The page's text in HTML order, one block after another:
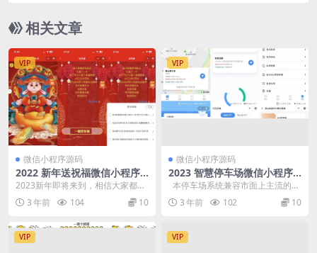
相关文章
VIP
微信小程序源码
2022 新年送祝福微信小程序
带流量主
2023新年即将来到，相信大家都会
在新年伊始之际为朋友家人发送祝
福的话语，这款小...
3 年前 104 10
VIP
微信小程序源码
2023 智慧停车场微信小程序
前后端源码
本停车场系统兼容市面上主流的多
家相机，理论上兼容所有硬件，可
灵活扩...
3 年前 102 10
VIP VIP